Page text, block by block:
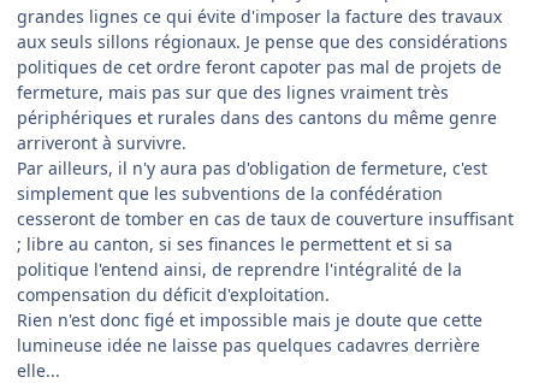
grandes lignes ce qui évite d'imposer la facture des travaux
aux seuls sillons régionaux. Je pense que des considérations
politiques de cet ordre feront capoter pas mal de projets de
fermeture, mais pas sur que des lignes vraiment très
périphériques et rurales dans des cantons du même genre
arriveront à survivre.
Par ailleurs, il n'y aura pas d'obligation de fermeture, c'est
simplement que les subventions de la confédération
cesseront de tomber en cas de taux de couverture insuffisant
; libre au canton, si ses finances le permettent et si sa
politique l'entend ainsi, de reprendre l'intégralité de la
compensation du déficit d'exploitation.
Rien n'est donc figé et impossible mais je doute que cette
lumineuse idée ne laisse pas quelques cadavres derrière
elle...